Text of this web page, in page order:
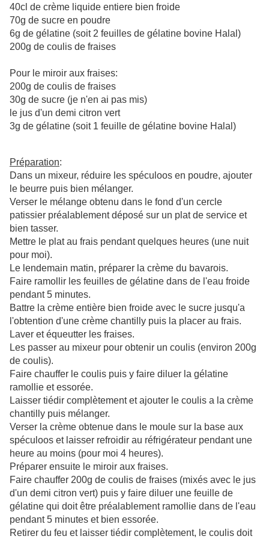
40cl de crème liquide entiere bien froide
70g de sucre en poudre
6g de gélatine (soit 2 feuilles de gélatine bovine Halal)
200g de coulis de fraises
Pour le miroir aux fraises:
200g de coulis de fraises
30g de sucre (je n'en ai pas mis)
le jus d'un demi citron vert
3g de gélatine (soit 1 feuille de gélatine bovine Halal)
Préparation:
Dans un mixeur, réduire les spéculoos en poudre, ajouter
le beurre puis bien mélanger.
Verser le mélange obtenu dans le fond d'un cercle
patissier préalablement déposé sur un plat de service et
bien tasser.
Mettre le plat au frais pendant quelques heures (une nuit
pour moi).
Le lendemain matin, préparer la crème du bavarois.
Faire ramollir les feuilles de gélatine dans de l'eau froide
pendant 5 minutes.
Battre la crème entière bien froide avec le sucre jusqu'a
l'obtention d'une crème chantilly puis la placer au frais.
Laver et équeutter les fraises.
Les passer au mixeur pour obtenir un coulis (environ 200g
de coulis).
Faire chauffer le coulis puis y faire diluer la gélatine
ramollie et essorée.
Laisser tiédir complètement et ajouter le coulis a la crème
chantilly puis mélanger.
Verser la crème obtenue dans le moule sur la base aux
spéculoos et laisser refroidir au réfrigérateur pendant une
heure au moins (pour moi 4 heures).
Préparer ensuite le miroir aux fraises.
Faire chauffer 200g de coulis de fraises (mixés avec le jus
d'un demi citron vert) puis y faire diluer une feuille de
gélatine qui doit être préalablement ramollie dans de l'eau
pendant 5 minutes et bien essorée.
Retirer du feu et laisser tiédir complètement, le coulis doit